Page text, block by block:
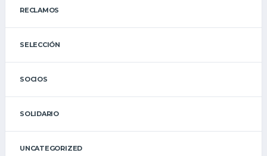
RECLAMOS
SELECCIÓN
SOCIOS
SOLIDARIO
UNCATEGORIZED